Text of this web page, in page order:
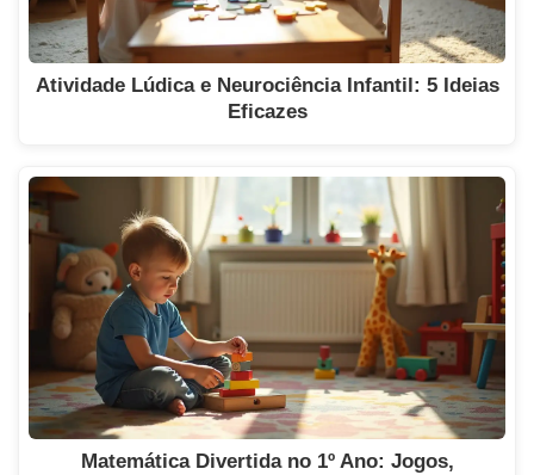
Atividade Lúdica e Neurociência Infantil: 5 Ideias
Eficazes
Matemática Divertida no 1º Ano: Jogos,